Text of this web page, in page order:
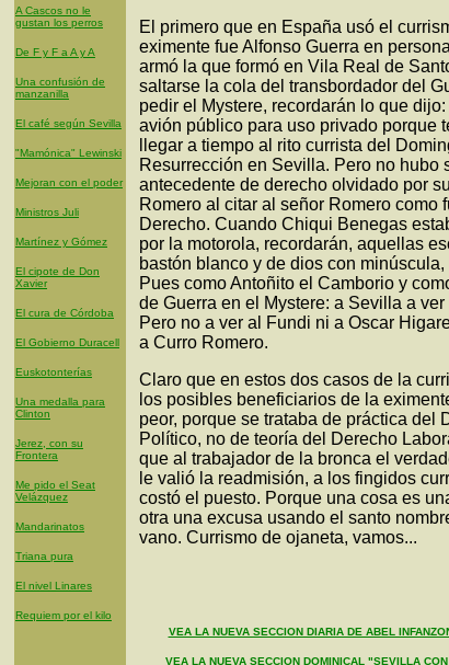
A Cascos no le
gustan los perros
De F y F a A y A
Una confusión de
manzanilla
El café según Sevilla
"Mamónica" Lewinski
Mejoran con el poder
Ministros Juli
Martínez y Gómez
El cipote de Don
Xavier
El cura de Córdoba
El Gobierno Duracell
Euskotonterías
Una medalla para
Clinton
Jerez, con su
Frontera
Me pido el Seat
Velázquez
Mandarinatos
Triana pura
El nivel Linares
Requiem por el kilo
El primero que en España usó el
eximente fue Alfonso Guerra en
armó la que formó en Vila Real de
saltarse la cola del transbordador del
pedir el Mystere, recordarán lo que
avión público para uso privado porque
llegar a tiempo al rito currista del
Resurrección en Sevilla. Pero no hubo
antecedente de derecho olvidado por
Romero al citar al señor Romero como
Derecho. Cuando Chiqui Benegas
por la motorola, recordarán, aquellas
bastón blanco y de dios con
Pues como Antoñito el Camborio y
de Guerra en el Mystere: a Sevilla a ver
Pero no a ver al Fundi ni a Oscar
a Curro Romero.
Claro que en estos dos casos de la
los posibles beneficiarios de la
peor, porque se trataba de práctica del
Político, no de teoría del Derecho
que al trabajador de la bronca el
le valió la readmisión, a los fingidos
costó el puesto. Porque una cosa es
otra una excusa usando el santo
vano. Currismo de ojaneta, vamos...
VEA LA NUEVA SECCION DIARIA DE ABEL
VEA LA NUEVA SECCION DOMINICAL "SEVILLA